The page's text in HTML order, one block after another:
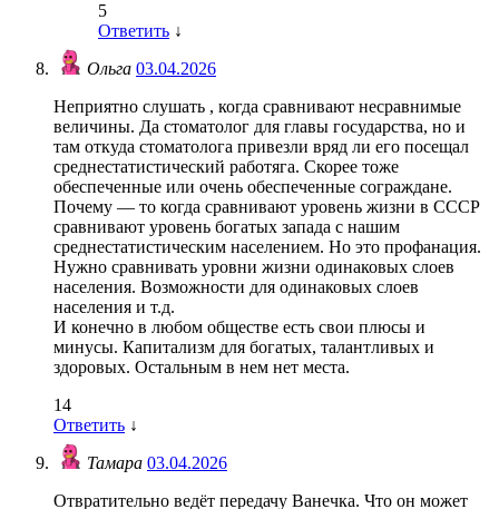
5
Ответить ↓
Ольга 03.04.2026
Неприятно слушать , когда сравнивают несравнимые
величины. Да стоматолог для главы государства, но и
там откуда стоматолога привезли вряд ли его посещал
среднестатистический работяга. Скорее тоже
обеспеченные или очень обеспеченные сограждане.
Почему — то когда сравнивают уровень жизни в СССР
сравнивают уровень богатых запада с нашим
среднестатистическим населением. Но это профанация.
Нужно сравнивать уровни жизни одинаковых слоев
населения. Возможности для одинаковых слоев
населения и т.д.
И конечно в любом обществе есть свои плюсы и
минусы. Капитализм для богатых, талантливых и
здоровых. Остальным в нем нет места.
14
Ответить ↓
Тамара 03.04.2026
Отвратительно ведёт передачу Ванечка. Что он может